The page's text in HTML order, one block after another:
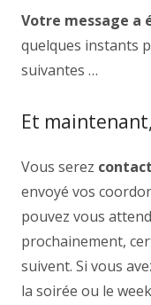
Votre message a
quelques instants
suivantes …
Et
Vous serez
envoyé vos
pouvez vous
prochainement,
suivent. Si vous
la soirée ou le